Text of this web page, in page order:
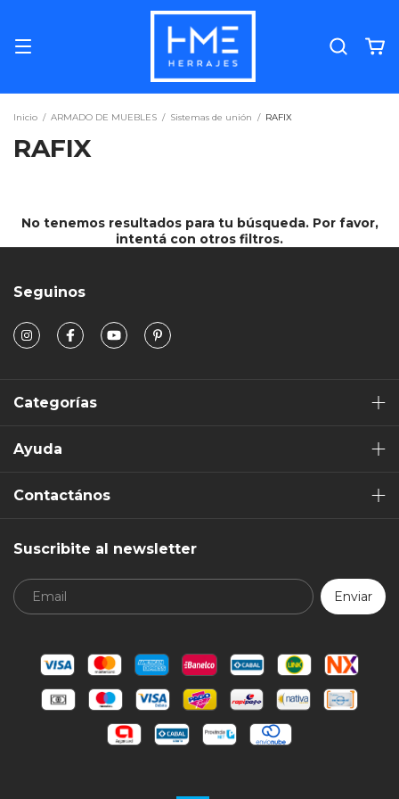
Inicio / ARMADO DE MUEBLES / Sistemas de unión / RAFIX
RAFIX
No tenemos resultados para tu búsqueda. Por favor,
intentá con otros filtros.
Seguinos
Categorías
Ayuda
Contactános
Suscribite al newsletter